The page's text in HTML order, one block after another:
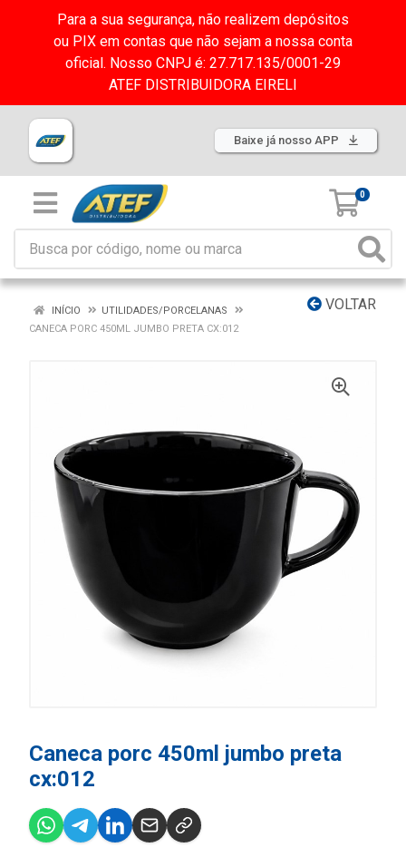
Para a sua segurança, não realizem depósitos
ou PIX em contas que não sejam a nossa conta
oficial. Nosso CNPJ é: 27.717.135/0001-29
ATEF DISTRIBUIDORA EIRELI
Baixe já nosso APP
0
VOLTAR
INÍCIO
UTILIDADES/PORCELANAS
CANECA PORC 450ML JUMBO PRETA CX:012
Caneca porc 450ml jumbo preta
cx:012